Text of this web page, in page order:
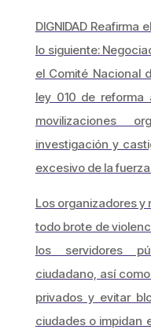
DIGNIDAD Reafirma
lo siguiente:
el Comité Nacional
ley 010 de reforma
movilizaciones
investigación y
excesivo de la
Los organizadores
todo brote de
los servidores
ciudadano, así
privados y evitar
ciudades o impidan